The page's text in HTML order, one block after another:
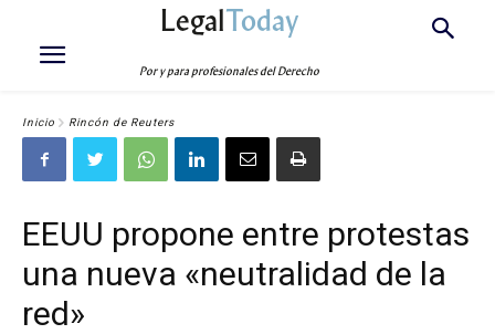
LegalToday
Por y para profesionales del Derecho
Inicio Rincón de Reuters
EEUU propone entre protestas
una nueva «neutralidad de la
red»